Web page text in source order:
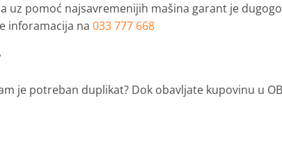
uz pomoć najsavremenijih mašina garant je
inforamacija na 033 777 668
je potreban duplikat? Dok obavljate kupovinu u